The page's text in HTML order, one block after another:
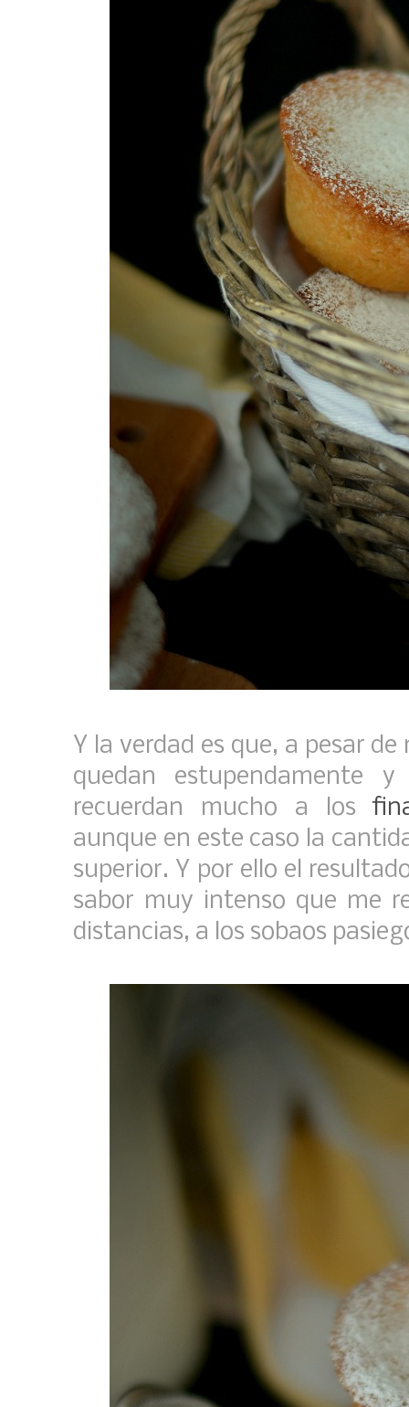
Y la verdad es que, a pesar
quedan estupendamente
recuerdan mucho a los
aunque en este caso la
superior. Y por ello el
sabor muy intenso que me
distancias, a los sobaos